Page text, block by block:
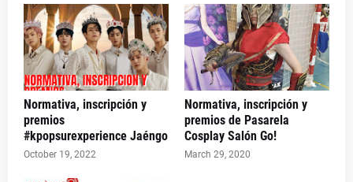
Normativa, inscripción y
premios
#kpopsurexperience Jaéngo
October 19, 2022
Normativa, inscripción y
premios de Pasarela
Cosplay Salón Go!
March 29, 2020